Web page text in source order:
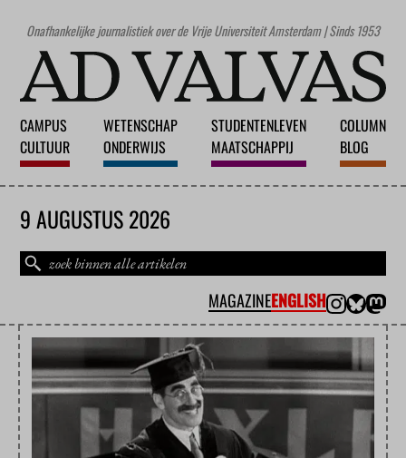
Onafhankelijke journalistiek over de Vrije Universiteit Amsterdam | Sinds 1953
CAMPUS
CULTUUR
WETENSCHAP
ONDERWIJS
STUDENTENLEVEN
MAATSCHAPPIJ
COLUMN
BLOG
9 AUGUSTUS 2026
MAGAZINEENGLISH